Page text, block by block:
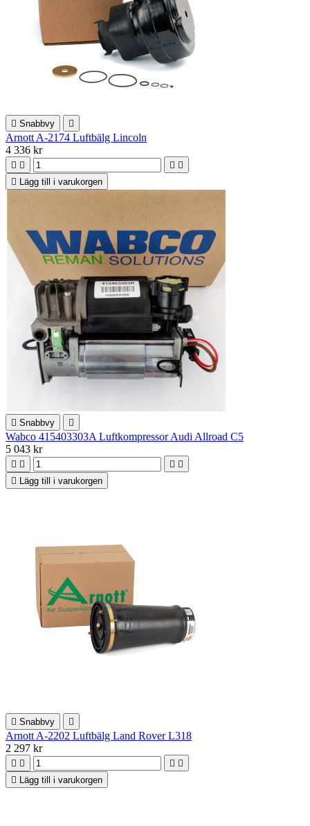
 Snabbvy 
Arnott A-2174 Luftbälg Lincoln
4 336 kr
   

Lägg till i varukorgen
 Snabbvy 
Wabco 415403303A Luftkompressor Audi Allroad C5
5 043 kr
   

Lägg till i varukorgen
 Snabbvy 
Arnott A-2202 Luftbälg Land Rover L318
2 297 kr
   

Lägg till i varukorgen